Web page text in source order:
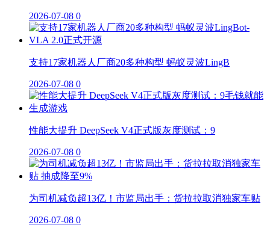
2026-07-08 0
支持17家机器人厂商20多种构型 蚂蚁灵波LingB
2026-07-08 0
性能大提升 DeepSeek V4正式版灰度测试：9
2026-07-08 0
为司机减负超13亿！市监局出手：货拉拉取消独家车贴
2026-07-08 0